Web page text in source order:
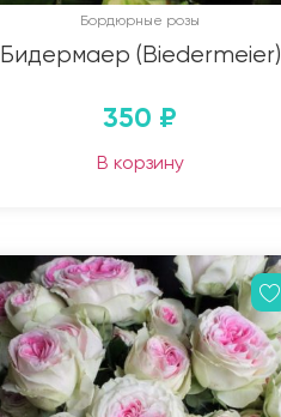
Бордюрные розы
Бидермаер (Biedermeier)
350 ₽
В корзину